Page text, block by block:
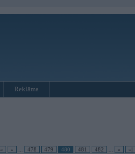
Reklāma
|« « 478 479 480 481 482 » »|